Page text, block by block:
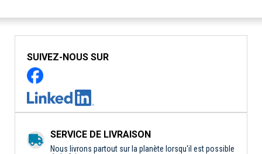
SUIVEZ-NOUS SUR
SERVICE DE LIVRAISON
Nous livrons partout sur la planète lorsqu'il est possible